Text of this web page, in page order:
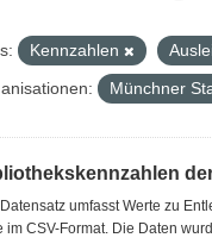
Kennzahlen
Münchner
umfasst Werte zu
im CSV-Format. Die Daten